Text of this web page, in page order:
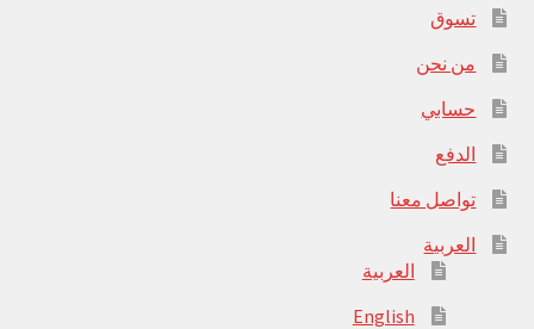
تسوق
من نحن
حسابي
الدفع
تواصل معنا
العربية
العربية
English